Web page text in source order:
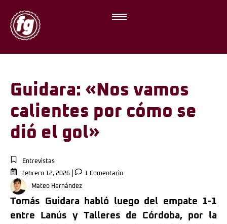
Guidara: «Nos vamos
calientes por cómo se
dió el gol»
Entrevistas
febrero 12, 2026
1 Comentario
Mateo Hernández
Tomás Guidara habló luego del empate 1-1
entre Lanús y Talleres de Córdoba, por la